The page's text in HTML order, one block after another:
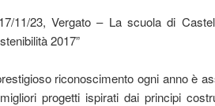
11/23, Vergato – La scuola di
2017”
riconoscimento ogni anno è
progetti ispirati dai principi